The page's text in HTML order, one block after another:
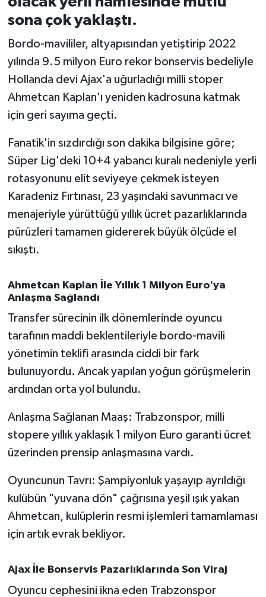
sona çok yaklaştı.
Bordo-mavililer, altyapısından yetiştirip 2022
yılında 9.5 milyon Euro rekor bonservis bedeliyle
Hollanda devi Ajax'a uğurladığı milli stoper
Ahmetcan Kaplan'ı yeniden kadrosuna katmak
için geri sayıma geçti.
Fanatik'in sızdırdığı son dakika bilgisine göre;
Süper Lig'deki 10+4 yabancı kuralı nedeniyle yerli
rotasyonunu elit seviyeye çekmek isteyen
Karadeniz Fırtınası, 23 yaşındaki savunmacı ve
menajeriyle yürüttüğü yıllık ücret pazarlıklarında
pürüzleri tamamen gidererek büyük ölçüde el
sıkıştı.
Ahmetcan Kaplan İle Yıllık 1 Milyon Euro'ya
Anlaşma Sağlandı
Transfer sürecinin ilk dönemlerinde oyuncu
tarafının maddi beklentileriyle bordo-mavili
yönetimin teklifi arasında ciddi bir fark
bulunuyordu. Ancak yapılan yoğun görüşmelerin
ardından orta yol bulundu.
Anlaşma Sağlanan Maaş: Trabzonspor, milli
stopere yıllık yaklaşık 1 milyon Euro garanti ücret
üzerinden prensip anlaşmasına vardı.
Oyuncunun Tavrı: Şampiyonluk yaşayıp ayrıldığı
kulübün "yuvana dön" çağrısına yeşil ışık yakan
Ahmetcan, kulüplerin resmi işlemleri tamamlaması
için artık evrak bekliyor.
Ajax İle Bonservis Pazarlıklarında Son Viraj
Oyuncu cephesini ikna eden Trabzonspor
Kepsut
KÜLTÜR-SANAT
MANŞET
Manyas
OLAY
OTOMOTİV
Savaştepe
SEYAHAT
SİYASET
Sındırgı
SPOR
SÜRMANŞET
Susurluk
TARİHTE BUGÜN
Trend